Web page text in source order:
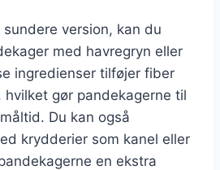
version, kan du
med havregryn eller
ingredienser tilføjer fiber
gør pandekagerne til
Du kan også
krydderier som kanel eller
en ekstra